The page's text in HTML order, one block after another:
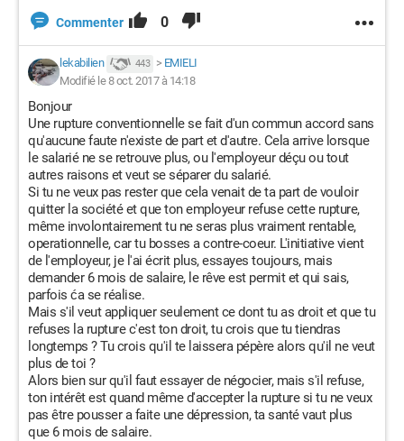
Commenter 0
lekabilien 443 > EMIELI
Modifié le 8 oct. 2017 à 14:18
Bonjour
Une rupture conventionnelle se fait d'un commun accord sans
qu'aucune faute n'existe de part et d'autre. Cela arrive lorsque
le salarié ne se retrouve plus, ou l'employeur déçu ou tout
autres raisons et veut se séparer du salarié.
Si tu ne veux pas rester que cela venait de ta part de vouloir
quitter la société et que ton employeur refuse cette rupture,
même involontairement tu ne seras plus vraiment rentable,
operationnelle, car tu bosses a contre-coeur. L'initiative vient
de l'employeur, je l'ai écrit plus, essayes toujours, mais
demander 6 mois de salaire, le rêve est permit et qui sais,
parfois ća se réalise.
Mais s'il veut appliquer seulement ce dont tu as droit et que tu
refuses la rupture c'est ton droit, tu crois que tu tiendras
longtemps ? Tu crois qu'il te laissera pépère alors qu'il ne veut
plus de toi ?
Alors bien sur qu'il faut essayer de négocier, mais s'il refuse,
ton intérêt est quand même d'accepter la rupture si tu ne veux
pas être pousser a faite une dépression, ta santé vaut plus
que 6 mois de salaire.